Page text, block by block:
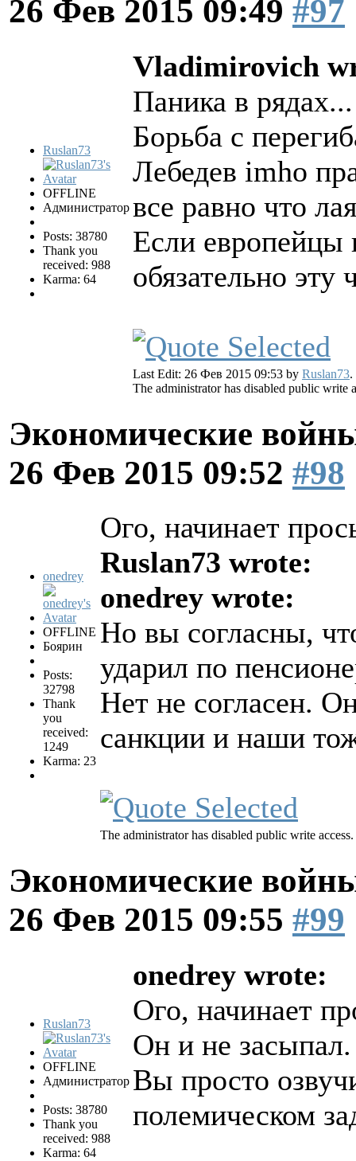
26 Фев 2015 09:49 #97
Ruslan73
OFFLINE
Администратор
Posts: 38780
Thank you
received: 988
Karma: 64
Vladimirovich
Паника в
Борьба с
Лебедев imho
все равно что
Если европейцы
обязательно эту
Last Edit: 26 Фев 2015 09:53 by Ruslan73.
The administrator has disabled public write
Экономические
26 Фев 2015 09:52 #98
onedrey
OFFLINE
Боярин
Posts:
32798
Thank
you
received:
1249
Karma: 23
Ого, начинает
Ruslan73 wrote:
onedrey wrote:
Но вы согласны,
ударил по
Нет не согласен.
санкции и наши
The administrator has disabled public write access.
Экономические
26 Фев 2015 09:55 #99
Ruslan73
OFFLINE
Администратор
Posts: 38780
Thank you
received: 988
Karma: 64
onedrey wrote:
Ого, начинает
Он и не засыпал.
Вы просто
полемическом